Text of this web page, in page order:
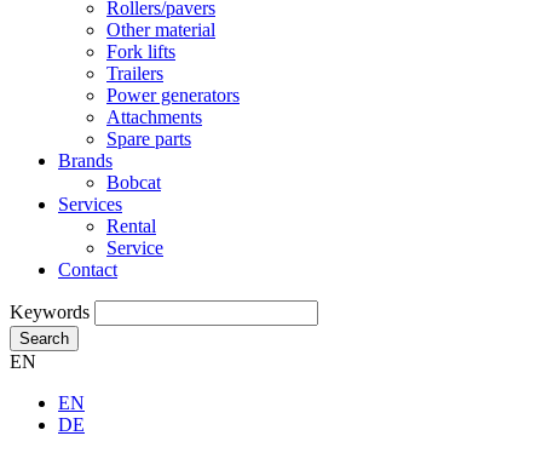
Rollers/pavers
Other material
Fork lifts
Trailers
Power generators
Attachments
Spare parts
Brands
Bobcat
Services
Rental
Service
Contact
Keywords
Search
EN
EN
DE